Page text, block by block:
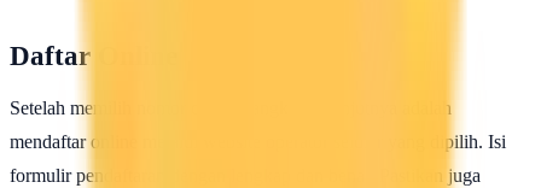
Daftar Online
Setelah memilih nomor cantik, langkah selanjutnya adalah
mendaftar online melalui website operator seluler yang dipilih. Isi
formulir pendaftaran dengan lengkap dan benar. Pastikan juga